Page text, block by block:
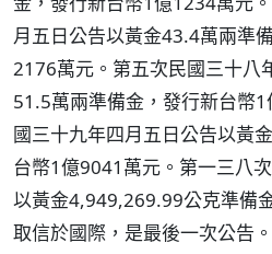
月五日公告以黃金43.4萬兩準
2176萬元。第五次民國三十八
51.5萬兩準備金，發行新台幣
國三十九年四月五日公告以黃
台幣1億9041萬元。第一三八
以黃金4,949,269.99公克準備
取信於國際，是最後一次公告。